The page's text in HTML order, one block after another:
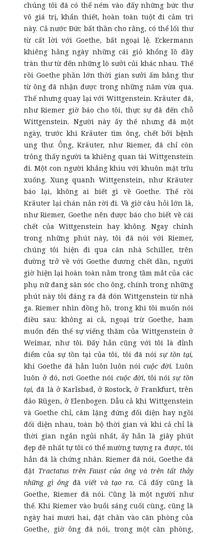
chúng tôi đã có thể ném vào đấy những bức thư
vô giá trị, khẩn thiết, hoàn toàn tuột đi cảm tri
này. Cả nước Đức bất thần cho rằng, có thể lối thư
từ cất lời với Goethe, bất ngoại lệ. Eckermann
khiêng hằng ngày những cái giỏ khổng lồ đầy
tràn thư từ đến những lò sưởi củi khác nhau. Thế
rồi Goethe phần lớn thời gian sưởi ấm bằng thư
từ ông đã nhận được trong những năm vừa qua.
Thế nhưng quay lại với Wittgenstein. Kräuter đã,
như Riemer giờ báo cho tôi, thực sự đã đến chỗ
Wittgenstein. Người này ấy thế nhưng đã một
ngày, trước khi Kräuter tìm ông, chết bởi bệnh
ung thư. Ông, Kräuter, như Riemer, đã chỉ còn
trông thấy người ta khiêng quan tài Wittgenstein
đi. Một con người khẳng khiu với khuôn mặt trĩu
xuống. Xung quanh Wittgenstein, như Kräuter
báo lại, không ai biết gì về Goethe. Thế rồi
Kräuter lại chán nản rời đi. Và giờ câu hỏi lớn là,
như Riemer, Goethe nên được báo cho biết về cái
chết của Wittgenstein hay không. Ngay chính
trong những phút này, tôi đã nói với Riemer,
chúng tôi hiện đi qua căn nhà Schiller, trên
đường trở về với Goethe đương chết dần, người
giờ hiện lại hoàn toàn nằm trong tầm mắt của các
phụ nữ đang săn sóc cho ông, chính trong những
phút này tôi đáng ra đã đón Wittgenstein từ nhà
ga. Riemer nhìn đồng hồ, trong khi tôi muốn nói
điều sau: không ai cả, ngoại trừ Goethe, ham
muốn đến thế sự viếng thăm của Wittgenstein ở
Weimar, như tôi. Đấy hẳn cũng với tôi là đỉnh
điểm của sự tồn tại của tôi, tôi đã nói sự tồn tại,
khi Goethe đã hẳn luôn luôn nóicuộc đời. Luôn
luôn ở đó, nơi Goethe nói cuộc đời, tôi nóisự tồn
tại,đã là ở Karlsbad, ở Rostock, ở Frankfurt, trên
đảo Rügen, ở Elenbogen. Dẫu cả khi Wittgenstein
và Goethe chỉ, câm lặng đứng đối diện hay ngồi
đối diện nhau, toàn bộ thời gian và khi cả chỉ là
thời gian ngắn ngủi nhất, ấy hẳn là giây phút
đẹp đẽ nhất tự tôi có thể mường tượng ra được, tôi
hẳn đã là chứng nhân. Riemer đã nói, Goethe đã
đặt Tractatus trên Faust của ông và trên tất thảy
những gì ông đã viết và tạo ra.Cả đấy cũng là
Goethe, Riemer đã nói. Cũng là một người như
thế. Khi Riemer vào buổi sáng cuối cùng, cũng là
ngày hai mươi hai, đặt chân vào căn phòng của
Goethe, giờ ông đã nói, trong một căn phòng,